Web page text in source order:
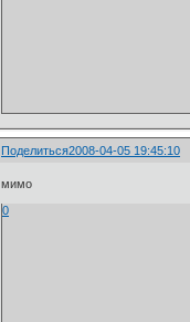
Поделиться2008-04-05 19:45:10
мимо
0